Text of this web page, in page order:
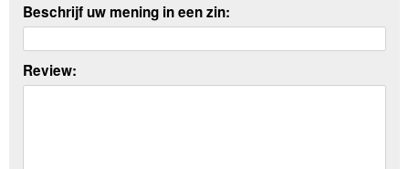
Beschrijf uw mening in een zin:
Review: